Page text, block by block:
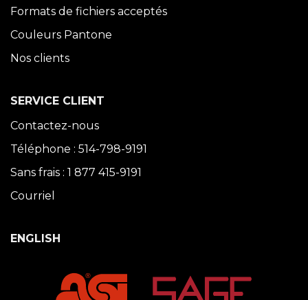
Formats de fichiers acceptés
Couleurs Pantone
Nos clients
SERVICE CLIENT
Contactez-nous
Téléphone : 514-798-9191
Sans frais : 1 877 415-9191
Courriel
ENGLISH